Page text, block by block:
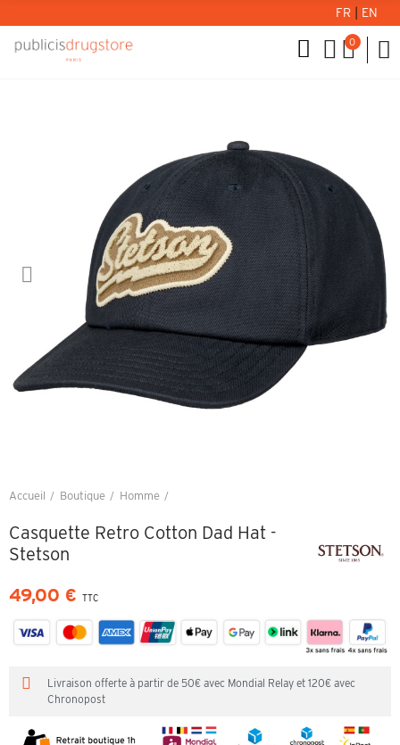
FR EN
0
Accueil Boutique Homme
Casquette Retro Cotton Dad Hat -
Stetson
49,00 € TTC
Livraison offerte à partir de 50€ avec Mondial Relay et 120€ avec
Chronopost